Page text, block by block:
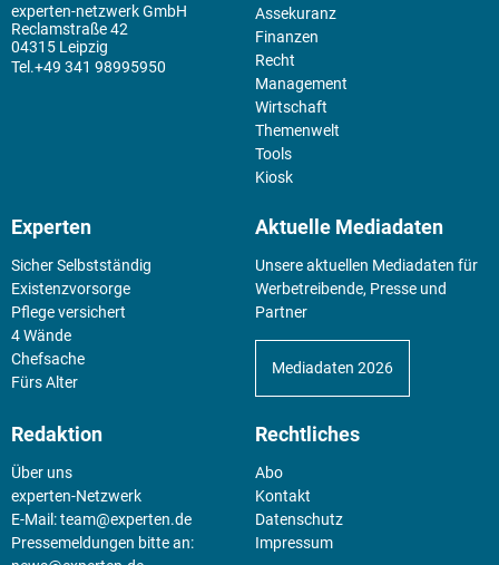
experten-netzwerk GmbH
Reclamstraße 42
04315 Leipzig
+49 341 98995950
Assekuranz
Finanzen
Recht
Management
Wirtschaft
Themenwelt
Tools
Kiosk
Experten
Sicher Selbstständig
Existenz­vorsorge
Pflege versichert
4 Wände
Chefsache
Fürs Alter
Aktuelle Mediadaten
Unsere aktuellen Mediadaten für
Werbetreibende, Presse und
Partner
Mediadaten 2026
Redaktion
Über uns
experten-Netzwerk
E-Mail:team@experten.de
Pressemeldungen bitte an:
Rechtliches
Abo
Kontakt
Datenschutz
Impressum